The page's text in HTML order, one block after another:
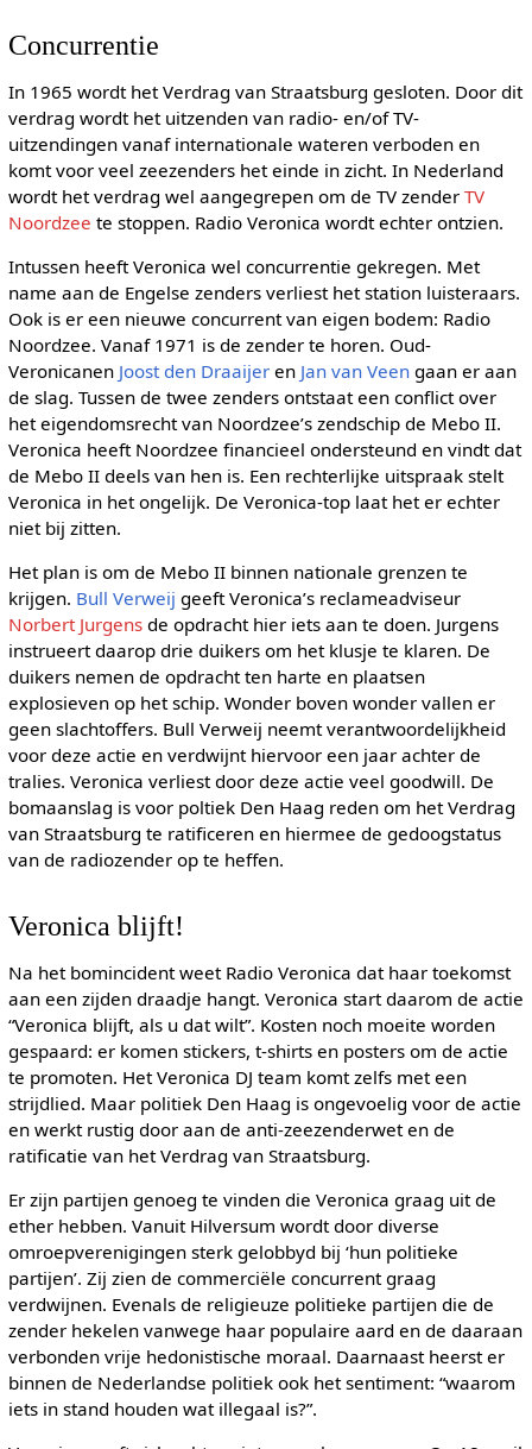
Concurrentie
In 1965 wordt het Verdrag van Straatsburg gesloten. Door dit
verdrag wordt het uitzenden van radio- en/of TV-
uitzendingen vanaf internationale wateren verboden en
komt voor veel zeezenders het einde in zicht. In Nederland
wordt het verdrag wel aangegrepen om de TV zender TV
Noordzee te stoppen. Radio Veronica wordt echter ontzien.
Intussen heeft Veronica wel concurrentie gekregen. Met
name aan de Engelse zenders verliest het station luisteraars.
Ook is er een nieuwe concurrent van eigen bodem: Radio
Noordzee. Vanaf 1971 is de zender te horen. Oud-
Veronicanen Joost den Draaijeren Jan van Veengaan er aan
de slag. Tussen de twee zenders ontstaat een conflict over
het eigendomsrecht van Noordzee’s zendschip de Mebo II.
Veronica heeft Noordzee financieel ondersteund en vindt dat
de Mebo II deels van hen is. Een rechterlijke uitspraak stelt
Veronica in het ongelijk. De Veronica-top laat het er echter
niet bij zitten.
Het plan is om de Mebo II binnen nationale grenzen te
krijgen. Bull Verweij geeft Veronica’s reclameadviseur
Norbert Jurgensde opdracht hier iets aan te doen. Jurgens
instrueert daarop drie duikers om het klusje te klaren. De
duikers nemen de opdracht ten harte en plaatsen
explosieven op het schip. Wonder boven wonder vallen er
geen slachtoffers. Bull Verweij neemt verantwoordelijkheid
voor deze actie en verdwijnt hiervoor een jaar achter de
tralies. Veronica verliest door deze actie veel goodwill. De
bomaanslag is voor poltiek Den Haag reden om het Verdrag
van Straatsburg te ratificeren en hiermee de gedoogstatus
van de radiozender op te heffen.
Veronica blijft!
Na het bomincident weet Radio Veronica dat haar toekomst
aan een zijden draadje hangt. Veronica start daarom de actie
“Veronica blijft, als u dat wilt”. Kosten noch moeite worden
gespaard: er komen stickers, t-shirts en posters om de actie
te promoten. Het Veronica DJ team komt zelfs met een
strijdlied. Maar politiek Den Haag is ongevoelig voor de actie
en werkt rustig door aan de anti-zeezenderwet en de
ratificatie van het Verdrag van Straatsburg.
Er zijn partijen genoeg te vinden die Veronica graag uit de
ether hebben. Vanuit Hilversum wordt door diverse
omroepverenigingen sterk gelobbyd bij ‘hun politieke
partijen’. Zij zien de commerciële concurrent graag
verdwijnen. Evenals de religieuze politieke partijen die de
zender hekelen vanwege haar populaire aard en de daaraan
verbonden vrije hedonistische moraal. Daarnaast heerst er
binnen de Nederlandse politiek ook het sentiment: “waarom
iets in stand houden wat illegaal is?”.